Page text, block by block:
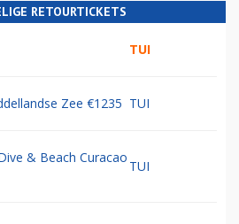
RETOURTICKETS
TUI
Zee €1235 TUI
& Beach Curacao
TUI